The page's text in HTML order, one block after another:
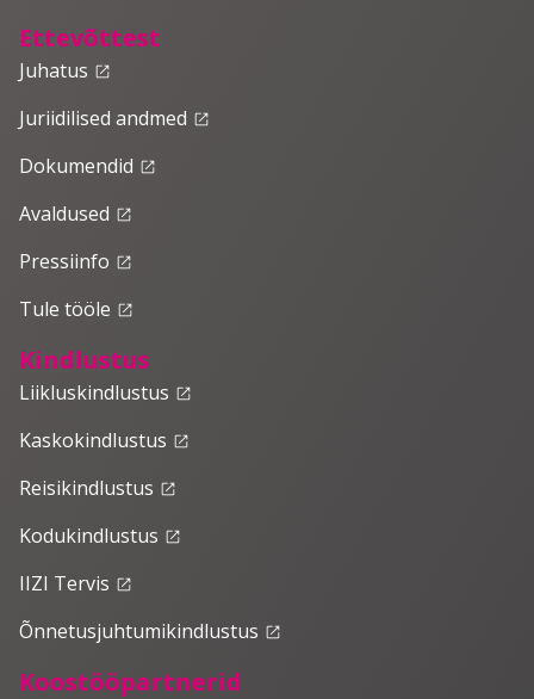
Ettevõttest
Juhatus launch
Juriidilised andmed launch
Dokumendid launch
Avaldused launch
Pressiinfo launch
Tule tööle launch
Kindlustus
Liikluskindlustus launch
Kaskokindlustus launch
Reisikindlustus launch
Kodukindlustus launch
IIZI Tervis launch
Õnnetusjuhtumikindlustus launch
Koostööpartnerid